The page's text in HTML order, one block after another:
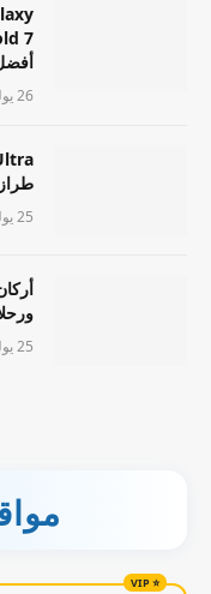
26 يوليو، 2026
طراز Apple عالي المستوى
25 يوليو، 2026
25 يوليو، 2026